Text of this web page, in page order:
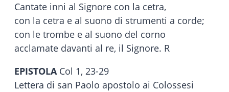
Cantate inni al Signore con la cetra,
con la cetra e al suono di strumenti a corde;
con le trombe e al suono del corno
acclamate davanti al re, il Signore. R
EPISTOLACol 1, 23-29
Lettera di san Paolo apostolo ai Colossesi